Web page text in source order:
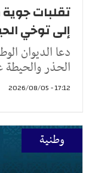
تقلبات جوية
إلى توخي
دعا الديوان
الحذر والحيطة
17:12 - 2026/08/05
وطنية